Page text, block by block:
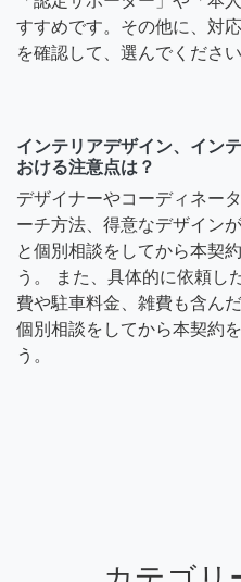
すすめです。その他に、対
を確認して、選んでください
インテリアデザイン、イン
おける注意点は？
デザイナーやコーディネー
ーチ方法、得意なデザイン
と個別相談をしてから本契
う。 また、具体的に依頼し
費や駐車料金、雑費も含ん
個別相談をしてから本契約
う。